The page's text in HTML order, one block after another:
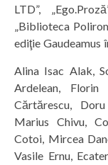
LTD”,
„Biblioteca
ediţie Gaudeamus
Alina Isac Alak,
Ardelean, Florin
Cărtărescu,
Marius Chivu,
Cotoi, Mircea
Vasile Ernu,